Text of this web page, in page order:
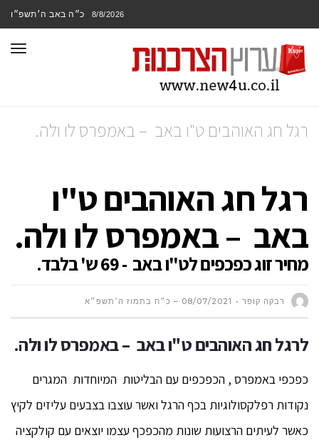
8/8/2026 כ״ה באב ה׳תשפ״ו
רגל חג האוהבים ט"ו באב – באמפרס לו ולה.
רגל חג האוהבים ט"ו
באב – באמפרס לו ולה.
מחיר זוג כפכפים לט"ו באב - 69 ש' בלבד.
רבקה קופר 08/07/2021 – כ״ח בתמוז ה׳תשפ״א
לרגל חג האוהבים ט"ו באב – באמפרס לו ולה.
כפכפי באמפרס , הכפכפים עם הבליטות המיוחדות המגרים
נקודות רפלקסולוגיות בכף הרגל ואשר עוצבו בצבעים עליזים לקיץ
כאשר לעיתים הרצועות שונות מהכפכף עצמו יוצאים עם קולקציה